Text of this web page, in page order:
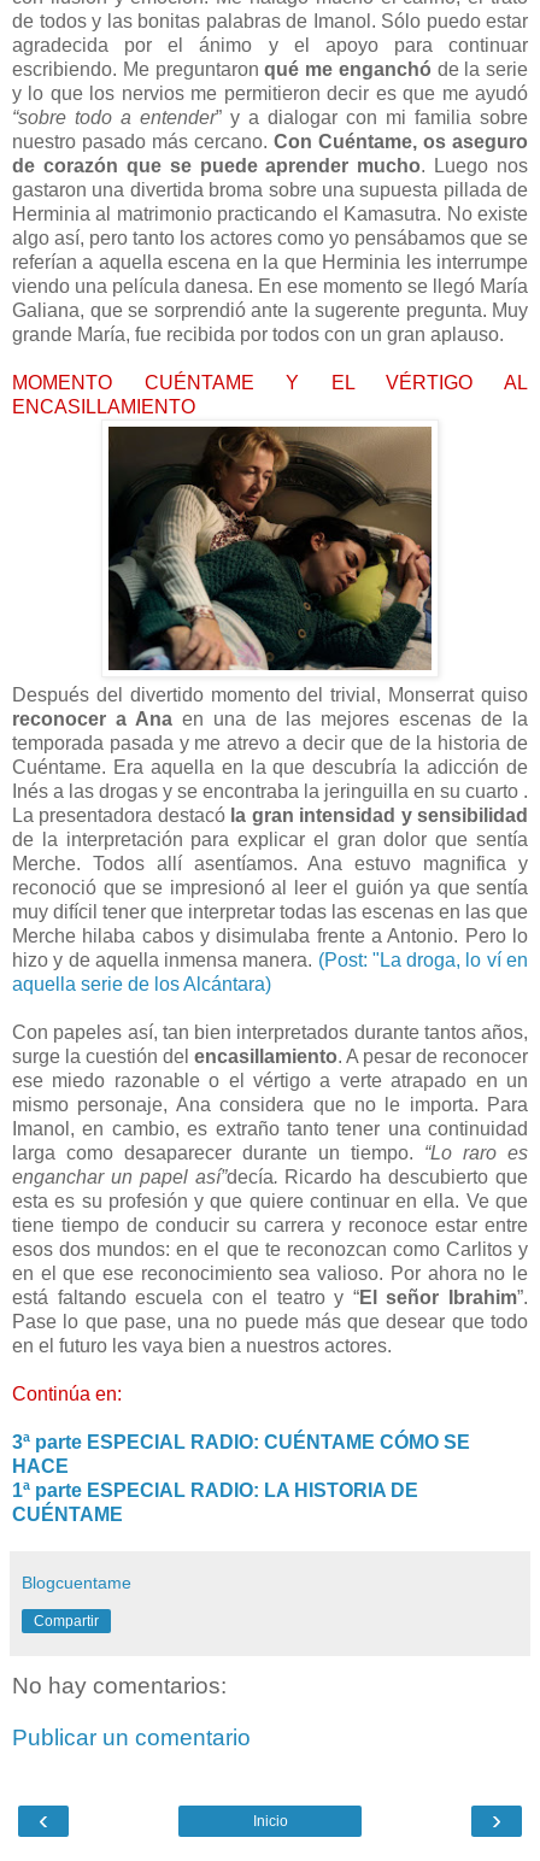
de todos y las bonitas palabras de Imanol. Sólo puedo estar
agradecida por el ánimo y el apoyo para continuar
escribiendo. Me preguntaronqué me enganchó de la serie
y lo que los nervios me permitieron decir es que me ayudó
“sobre todo a entender” y a dialogar con mi familia sobre
nuestro pasado más cercano. Con Cuéntame, os aseguro
de corazón que se puede aprender mucho. Luego nos
gastaron una divertida broma sobre una supuesta pillada de
Herminia al matrimonio practicando el Kamasutra. No existe
algo así, pero tanto los actores como yo pensábamos que se
referían a aquella escena en la que Herminia les interrumpe
viendo una película danesa. En ese momento se llegó María
Galiana, que se sorprendió ante la sugerente pregunta. Muy
grande María, fue recibida por todos con un gran aplauso.
MOMENTO CUÉNTAME Y EL VÉRTIGO AL
ENCASILLAMIENTO
Después del divertido momento del trivial, Monserrat quiso
reconocer a Anaen una de las mejores escenas de la
temporada pasada y me atrevo a decir que de la historia de
Cuéntame. Era aquella en la que descubría la adicción de
Inés a las drogas y se encontraba la jeringuilla en su cuarto .
La presentadora destacó la gran intensidad y sensibilidad
de la interpretación para explicar el gran dolor que sentía
Merche. Todos allí asentíamos. Ana estuvo magnifica y
reconoció que se impresionó al leer el guión ya que sentía
muy difícil tener que interpretar todas las escenas en las que
Merche hilaba cabos y disimulaba frente a Antonio. Pero lo
hizo y de aquella inmensa manera. (Post: "La droga, lo ví en
aquella serie de los Alcántara)
Con papeles así, tan bien interpretados durante tantos años,
surge la cuestión del encasillamiento. A pesar de reconocer
ese miedo razonable o el vértigo a verte atrapado en un
mismo personaje, Ana considera que no le importa. Para
Imanol, en cambio, es extraño tanto tener una continuidad
larga como desaparecer durante un tiempo. “Lo raro es
enganchar un papel así”decía. Ricardo ha descubierto que
esta es su profesión y que quiere continuar en ella. Ve que
tiene tiempo de conducir su carrera y reconoce estar entre
esos dos mundos: en el que te reconozcan como Carlitos y
en el que ese reconocimiento sea valioso. Por ahora no le
está faltando escuela con el teatro y “El señor Ibrahim”.
Pase lo que pase, una no puede más que desear que todo
en el futuro les vaya bien a nuestros actores.
Continúa en:
3ª parte ESPECIAL RADIO: CUÉNTAME CÓMO SE
HACE
1ª parte ESPECIAL RADIO: LA HISTORIA DE
CUÉNTAME
Blogcuentame
Compartir
No hay comentarios:
Publicar un comentario
‹ ›
Inicio